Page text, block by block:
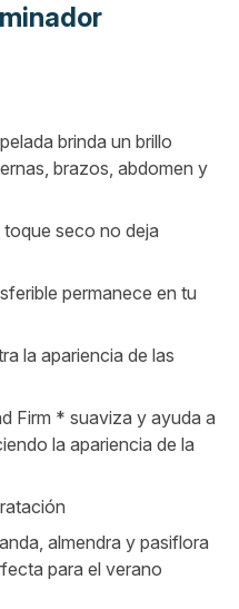
brinda un brillo
brazos, abdomen y
seco no deja
permanece en tu
la apariencia de las
Firm * suaviza y ayuda a
la apariencia de la
almendra y pasiflora
para el verano